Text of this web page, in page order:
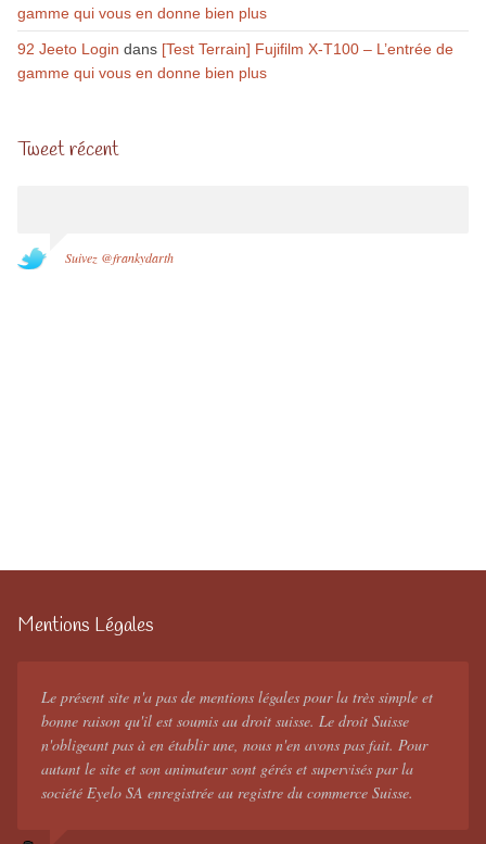
gamme qui vous en donne bien plus
92 Jeeto Login dans [Test Terrain] Fujifilm X-T100 – L’entrée de
gamme qui vous en donne bien plus
Tweet récent
Suivez @frankydarth
Mentions Légales
Le présent site n'a pas de mentions légales pour la très simple et
bonne raison qu'il est soumis au droit suisse. Le droit Suisse
n'obligeant pas à en établir une, nous n'en avons pas fait. Pour
autant le site et son animateur sont gérés et supervisés par la
société Eyelo SA enregistrée au registre du commerce Suisse.